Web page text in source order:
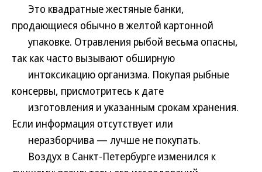
Это квадратные жестяные банки,
продающиеся обычно в желтой картонной
упаковке. Отравления рыбой весьма опасны,
так как часто вызывают обширную
интоксикацию организма. Покупая рыбные
консервы, присмотритесь к дате
изготовления и указанным срокам хранения.
Если информация отсутствует или
неразборчива — лучше не покупать.
Воздух в Санкт-Петербурге изменился к